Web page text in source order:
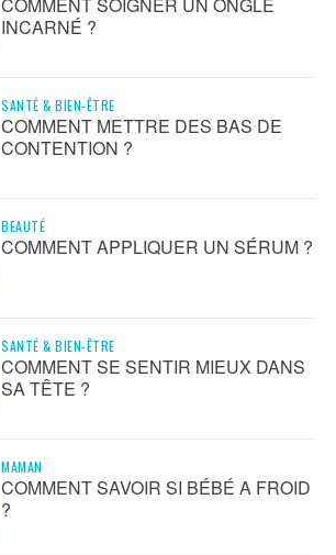
INCARNÉ ?
SANTÉ & BIEN-ÊTRE
COMMENT METTRE DES BAS DE
CONTENTION ?
BEAUTÉ
COMMENT APPLIQUER UN SÉRUM ?
SANTÉ & BIEN-ÊTRE
COMMENT SE SENTIR MIEUX DANS
SA TÊTE ?
MAMAN
COMMENT SAVOIR SI BÉBÉ A FROID
?